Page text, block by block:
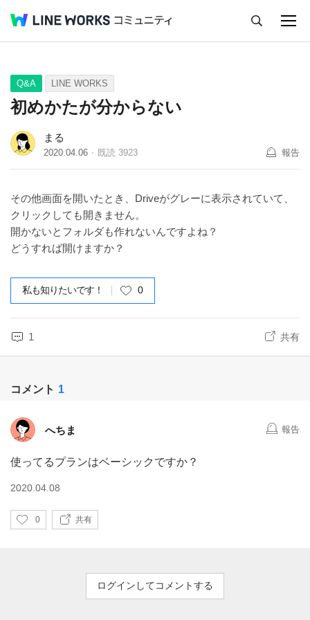
Q&A Tips Ideas
Q&A LINE WORKS
初めかたが分からない
まる
2020.04.06 既読 3923 報告
その他画面を開いたとき、Driveがグレーに表示されていて、
クリックしても開きません。
開かないとフォルダも作れないんですよね？
どうすれば開けますか？
私も知りたいです！ 0
1 共有
コメント 1
へちま 報告
使ってるプランはベーシックですか？
2020.04.08
い
0 共有
ログインしてコメントする